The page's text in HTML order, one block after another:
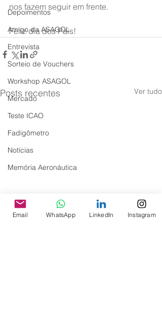
Depoimentos
Amigo da ASAGOL
Entrevista
Sorteio de Vouchers
Workshop ASAGOL
Mercado
Teste ICAO
Fadigômetro
Notícias
Memória Aeronáutica
nos fazem seguir em frente.
Feliz dia dos Pais!
Posts recentes Ver tudo
Email WhatsApp LinkedIn Instagram